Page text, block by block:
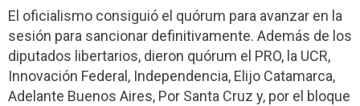
El oficialismo consiguió el quórum para avanzar en la
sesión para sancionar definitivamente. Además de los
diputados libertarios, dieron quórum el PRO, la UCR,
Innovación Federal, Independencia, Elijo Catamarca,
Adelante Buenos Aires, Por Santa Cruz y, por el bloque